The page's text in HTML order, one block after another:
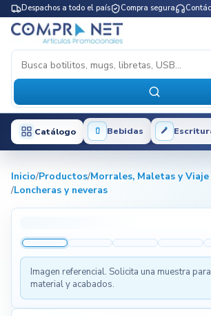
Despachos a todo el país Compra segura
Catálogo Bebidas
Inicio/Productos/Morrales, Maletas y Viaje
/Loncheras y neveras
Imagen referencial. Solicita una muestra
material y acabados.